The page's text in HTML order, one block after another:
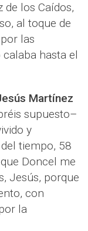
de los Caídos,
al toque de
las
hasta el
Martínez
supuesto–
y
tiempo, 58
Doncel me
Jesús, porque
con
la